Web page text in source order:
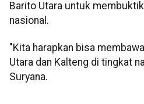
Barito Utara untuk
nasional.
"Kita harapkan bisa
Utara dan Kalteng di tingkat
Suryana.